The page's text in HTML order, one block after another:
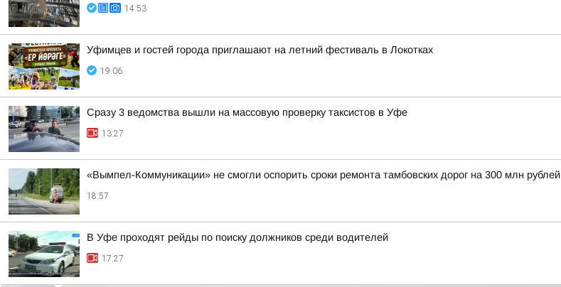
14:53
Уфимцев и гостей города приглашают на летний фестиваль в Локотках
19:06
Сразу 3 ведомства вышли на массовую проверку таксистов в Уфе
13:27
«Вымпел-Коммуникации» не смогли оспорить сроки ремонта тамбовских дорог на 300 млн рублей
18:57
В Уфе проходят рейды по поиску должников среди водителей
17:27